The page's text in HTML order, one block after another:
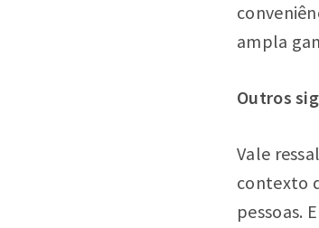
ampla
Outros
Vale
contexto
pessoas.